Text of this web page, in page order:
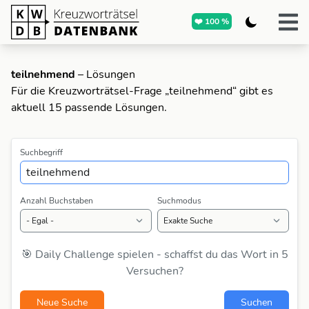
❤️ 100 %
teilnehmend – Lösungen
Für die Kreuzworträtsel-Frage „teilnehmend“ gibt es
aktuell 15 passende Lösungen.
Suchbegriff
Anzahl Buchstaben Suchmodus
🎯 Daily Challenge spielen - schaffst du das Wort in 5
Versuchen?
Neue Suche Suchen